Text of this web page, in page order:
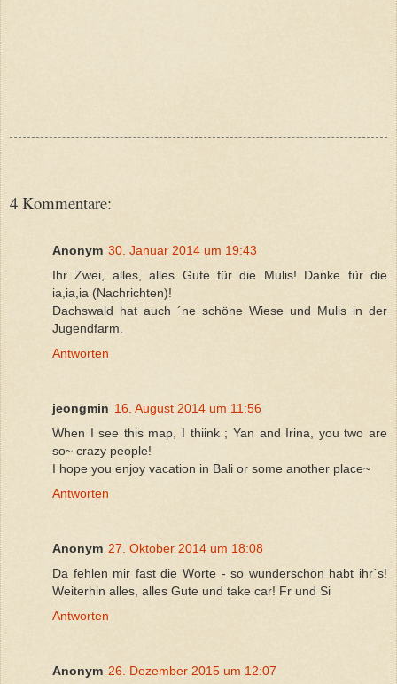
4 Kommentare:
Anonym 30. Januar 2014 um 19:43
Ihr Zwei, alles, alles Gute für die Mulis! Danke für die
ia,ia,ia (Nachrichten)!
Dachswald hat auch ´ne schöne Wiese und Mulis in der
Jugendfarm.
Antworten
jeongmin 16. August 2014 um 11:56
When I see this map, I thiink ; Yan and Irina, you two are
so~ crazy people!
I hope you enjoy vacation in Bali or some another place~
Antworten
Anonym 27. Oktober 2014 um 18:08
Da fehlen mir fast die Worte - so wunderschön habt ihr´s!
Weiterhin alles, alles Gute und take car! Fr und Si
Antworten
Anonym 26. Dezember 2015 um 12:07